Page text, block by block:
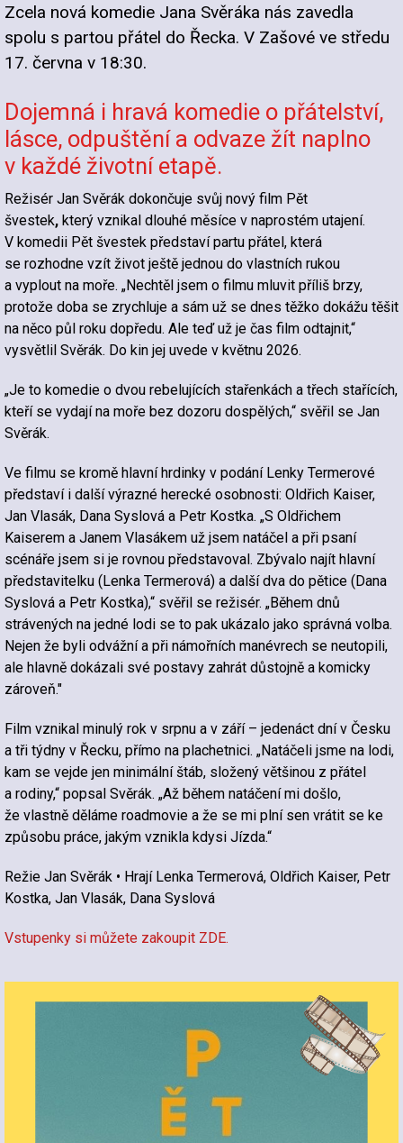
Nadpis článku
Zcela nová komedie Jana Svěráka nás zavedla
spolu s partou přátel do Řecka. V Zašové ve středu
17. června v 18:30.
Dojemná i hravá komedie o přátelství,
lásce, odpuštění a odvaze žít naplno
v každé životní etapě.
Režisér Jan Svěrák dokončuje svůj nový film Pět
švestek, který vznikal dlouhé měsíce v naprostém utajení.
V komedii Pět švestek představí partu přátel, která
se rozhodne vzít život ještě jednou do vlastních rukou
a vyplout na moře. „Nechtěl jsem o filmu mluvit příliš brzy,
protože doba se zrychluje a sám už se dnes těžko dokážu těšit
na něco půl roku dopředu. Ale teď už je čas film odtajnit,“
vysvětlil Svěrák. Do kin jej uvede v květnu 2026.
„Je to komedie o dvou rebelujících stařenkách a třech stařících,
kteří se vydají na moře bez dozoru dospělých,“ svěřil se Jan
Svěrák.
Ve filmu se kromě hlavní hrdinky v podání Lenky Termerové
představí i další výrazné herecké osobnosti: Oldřich Kaiser,
Jan Vlasák, Dana Syslová a Petr Kostka. „S Oldřichem
Kaiserem a Janem Vlasákem už jsem natáčel a při psaní
scénáře jsem si je rovnou představoval. Zbývalo najít hlavní
představitelku (Lenka Termerová) a další dva do pětice (Dana
Syslová a Petr Kostka),“ svěřil se režisér. „Během dnů
strávených na jedné lodi se to pak ukázalo jako správná volba.
Nejen že byli odvážní a při námořních manévrech se neutopili,
ale hlavně dokázali své postavy zahrát důstojně a komicky
zároveň."
Film vznikal minulý rok v srpnu a v září – jedenáct dní v Česku
a tři týdny v Řecku, přímo na plachetnici. „Natáčeli jsme na lodi,
kam se vejde jen minimální štáb, složený většinou z přátel
a rodiny,“ popsal Svěrák. „Až během natáčení mi došlo,
že vlastně děláme roadmovie a že se mi plní sen vrátit se ke
způsobu práce, jakým vznikla kdysi Jízda.“
Režie Jan Svěrák • Hrají Lenka Termerová, Oldřich Kaiser, Petr
Kostka, Jan Vlasák, Dana Syslová
Vstupenky si můžete zakoupit ZDE.